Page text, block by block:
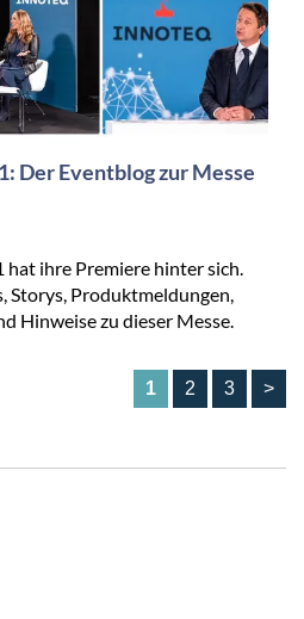
Der Eventblog zur Messe
ihre Premiere hinter sich.
Storys, Produktmeldungen,
Hinweise zu dieser Messe.
1 2 3 >